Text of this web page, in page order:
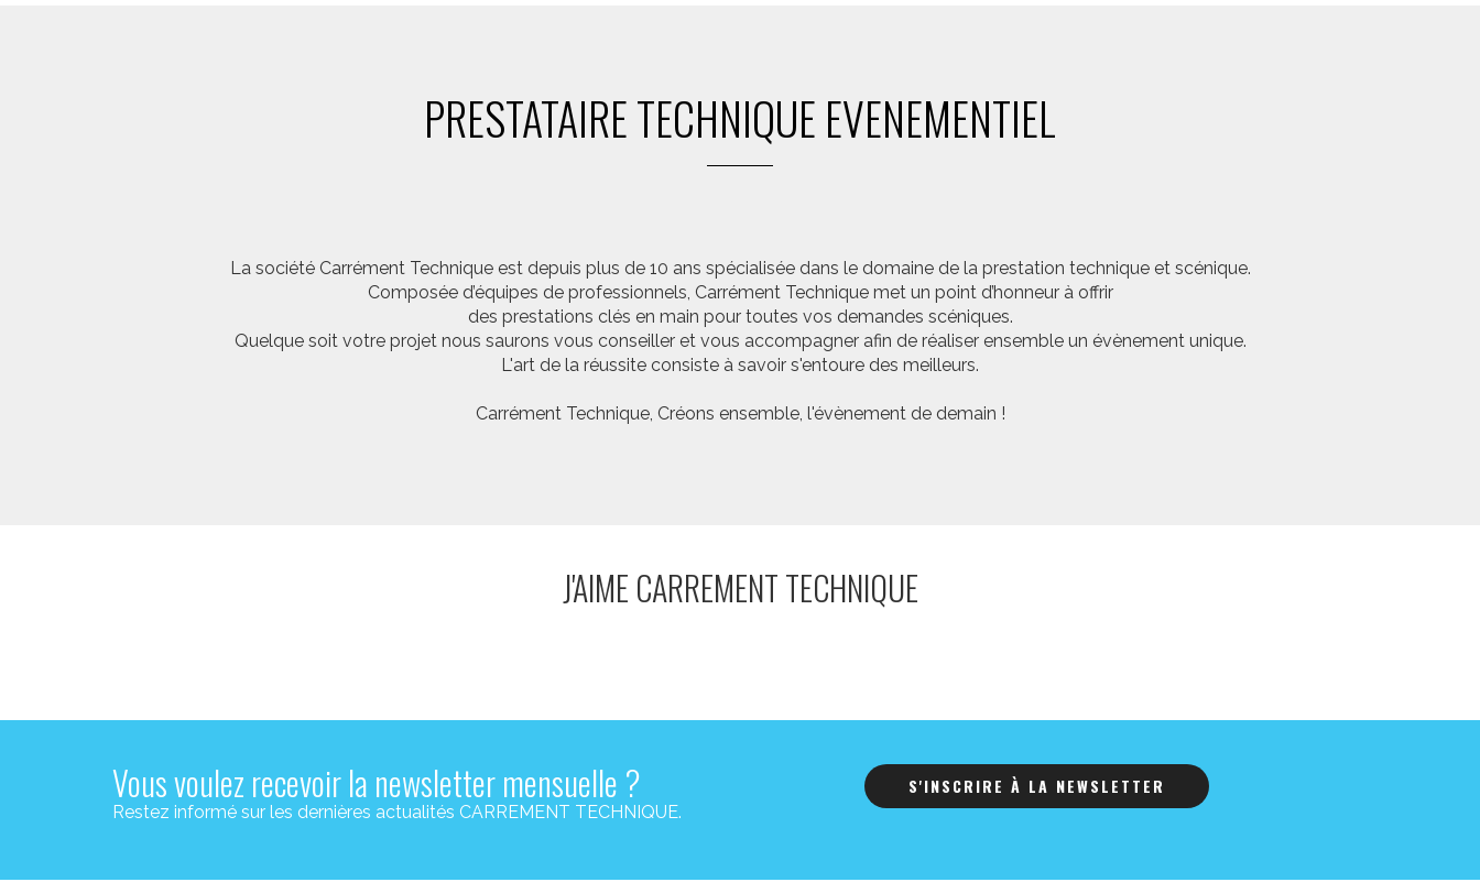
PRESTATAIRE TECHNIQUE EVENEMENTIEL
La société Carrément Technique est depuis plus de 10 ans spécialisée dans le domaine de la prestation technique et scénique.
Composée d’équipes de professionnels, Carrément Technique met un point d’honneur à offrir
des prestations clés en main pour toutes vos demandes scéniques.
Quelque soit votre projet nous saurons vous conseiller et vous accompagner afin de réaliser ensemble un évènement unique.
L'art de la réussite consiste à savoir s'entoure des meilleurs.
Carrément Technique, Créons ensemble, l'évènement de demain !
J'AIME CARREMENT TECHNIQUE
Vous voulez recevoir la newsletter mensuelle ?
Restez informé sur les dernières actualités CARREMENT TECHNIQUE.
S'INSCRIRE À LA NEWSLETTER